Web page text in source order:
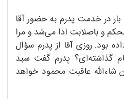
در خدمت پدرم به حضور آقا
و باصلابت ادا می‌شد و مرا
بود. روزی آقا از پدرم سؤال
گذاشته‌ای؟ پدرم گفت سید
عاقبت محمود خواهد